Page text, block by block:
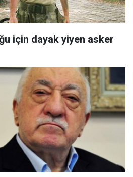
için dayak yiyen asker